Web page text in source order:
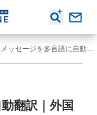
LINEメッセージを多言語に自動翻訳｜外国につながりがある住民向け情報配信の強化
翻訳｜外国